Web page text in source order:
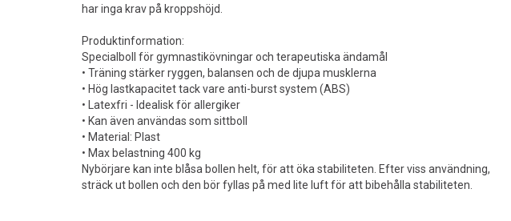
har inga krav på kroppshöjd.
Produktinformation:
Specialboll för gymnastikövningar och terapeutiska ändamål
• Träning stärker ryggen, balansen och de djupa musklerna
• Hög lastkapacitet tack vare anti-burst system (ABS)
• Latexfri - Idealisk för allergiker
• Kan även användas som sittboll
• Material: Plast
• Max belastning 400 kg
Nybörjare kan inte blåsa bollen helt, för att öka stabiliteten. Efter viss användning,
sträck ut bollen och den bör fyllas på med lite luft för att bibehålla stabiliteten.